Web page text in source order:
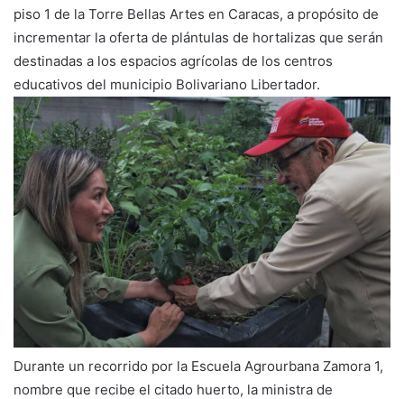
piso 1 de la Torre Bellas Artes en Caracas, a propósito de
incrementar la oferta de plántulas de hortalizas que serán
destinadas a los espacios agrícolas de los centros
educativos del municipio Bolivariano Libertador.
Durante un recorrido por la Escuela Agrourbana Zamora 1,
nombre que recibe el citado huerto, la ministra de